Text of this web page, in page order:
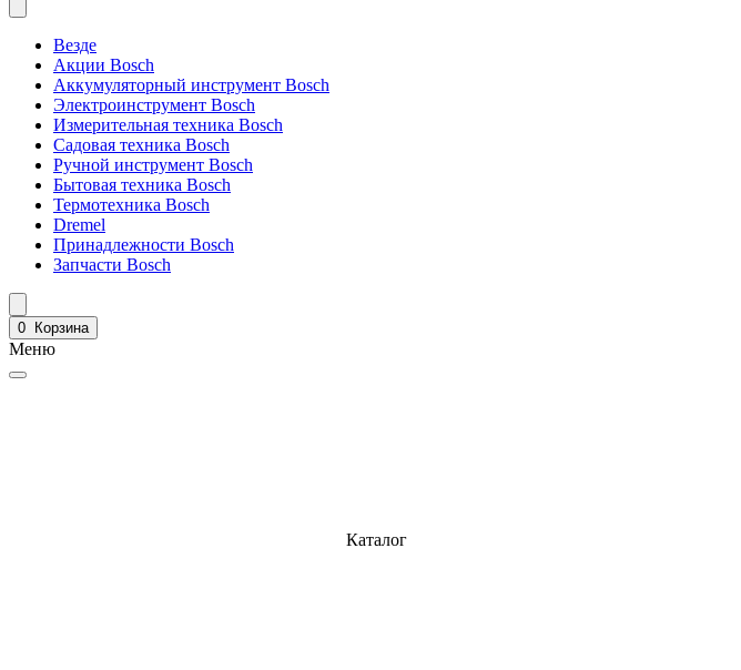
Везде
Акции Bosch
Аккумуляторный инструмент Bosch
Электроинструмент Bosch
Измерительная техника Bosch
Садовая техника Bosch
Ручной инструмент Bosch
Бытовая техника Bosch
Термотехника Bosch
Dremel
Принадлежности Bosch
Запчасти Bosch
0 Корзина
Меню
Каталог